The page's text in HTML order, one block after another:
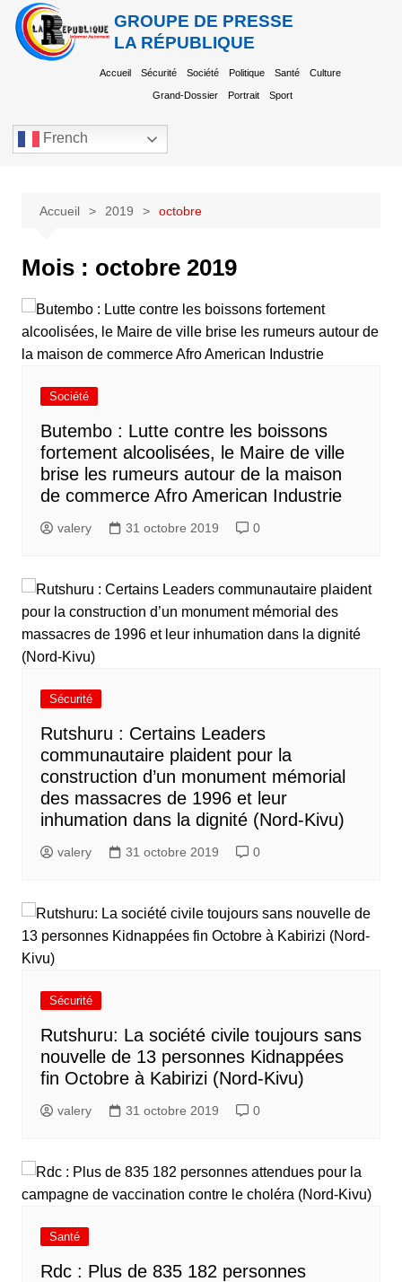
GROUPE DE PRESSE
LA RÉPUBLIQUE
Accueil Sécurité Société Politique Santé Culture
Grand-Dossier Portrait Sport
French
Accueil 2019 octobre
Mois : octobre 2019
Société
Butembo : Lutte contre les boissons
fortement alcoolisées, le Maire de ville
brise les rumeurs autour de la maison
de commerce Afro American Industrie
valery 31 octobre 2019 0
Sécurité
Rutshuru : Certains Leaders
communautaire plaident pour la
construction d’un monument mémorial
des massacres de 1996 et leur
inhumation dans la dignité (Nord-Kivu)
valery 31 octobre 2019 0
Sécurité
Rutshuru: La société civile toujours sans
nouvelle de 13 personnes Kidnappées
fin Octobre à Kabirizi (Nord-Kivu)
valery 31 octobre 2019 0
Santé
Rdc : Plus de 835 182 personnes